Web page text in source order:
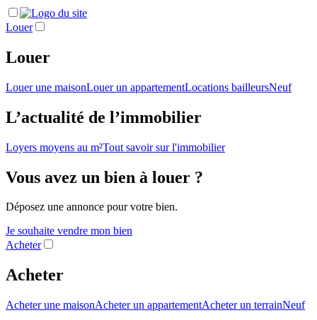
Louer
Louer
Louer une maisonLouer un appartementLocations bailleursNeuf
L’actualité de l’immobilier
Loyers moyens au m²Tout savoir sur l'immobilier
Vous avez un bien à louer ?
Déposez une annonce pour votre bien.
Je souhaite vendre mon bien
Acheter
Acheter
Acheter une maisonAcheter un appartementAcheter un terrainNeuf